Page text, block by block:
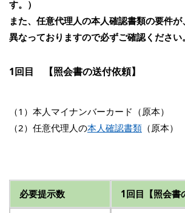
す。）
また、任意代理人の本人確認書類の要件
異なっておりますので必ずご確認ください。
1回目 【照会書の送付依頼】
（1）本人マイナンバーカード（原本）
（2）任意代理人の本人確認書類 （原本）
必要提示数 1回目【照会書